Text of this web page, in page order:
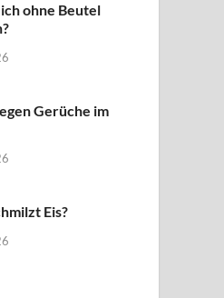
ohne Beutel
Gerüche im
Eis?